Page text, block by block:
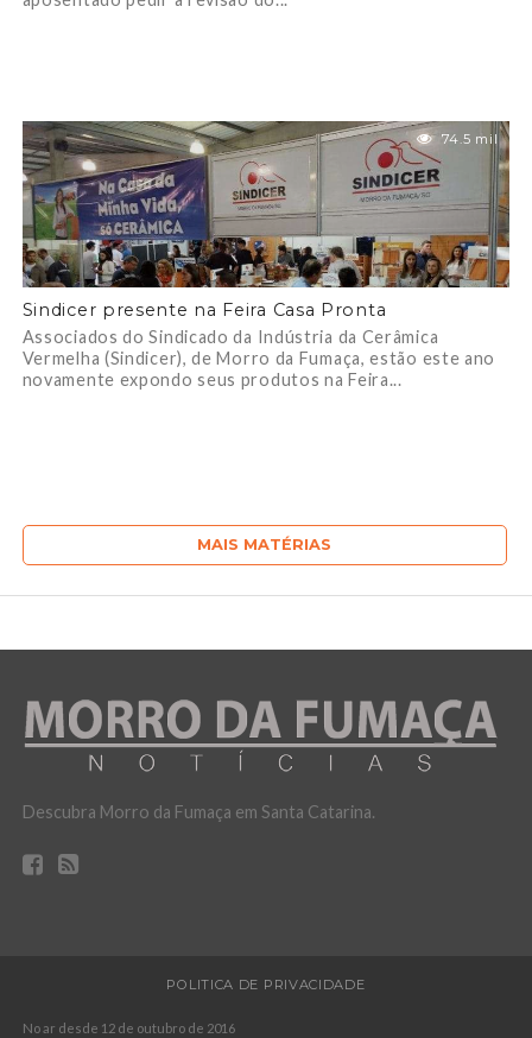
74.5 mil
Sindicer presente na Feira Casa Pronta
Associados do Sindicado da Indústria da Cerâmica
Vermelha (Sindicer), de Morro da Fumaça, estão este ano
novamente expondo seus produtos na Feira...
MAIS MATÉRIAS
Descubra Morro da Fumaça em Santa Catarina.
POLITICA DE PRIVACIDADE
No ar desde 12 de outubro de 2016